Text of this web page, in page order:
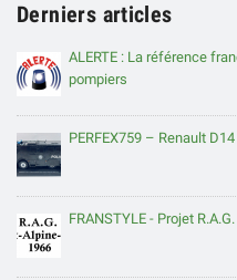
Derniers articles
ALERTE : La référence
pompiers
PERFEX759 – Renault
FRANSTYLE - Projet